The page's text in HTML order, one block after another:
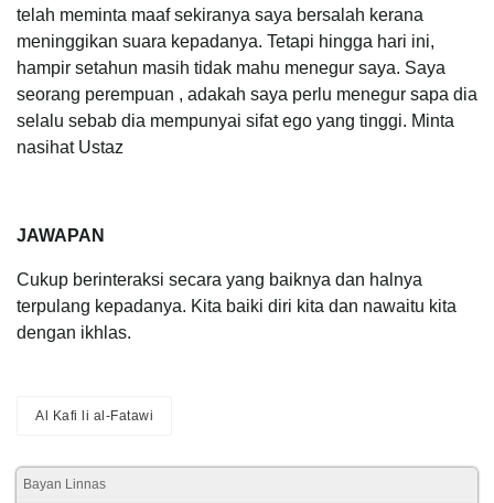
telah meminta maaf sekiranya saya bersalah kerana
meninggikan suara kepadanya. Tetapi hingga hari ini,
hampir setahun masih tidak mahu menegur saya. Saya
seorang perempuan , adakah saya perlu menegur sapa dia
selalu sebab dia mempunyai sifat ego yang tinggi. Minta
nasihat Ustaz
JAWAPAN
Cukup berinteraksi secara yang baiknya dan halnya
terpulang kepadanya. Kita baiki diri kita dan nawaitu kita
dengan ikhlas.
Al Kafi li al-Fatawi
Bayan Linnas